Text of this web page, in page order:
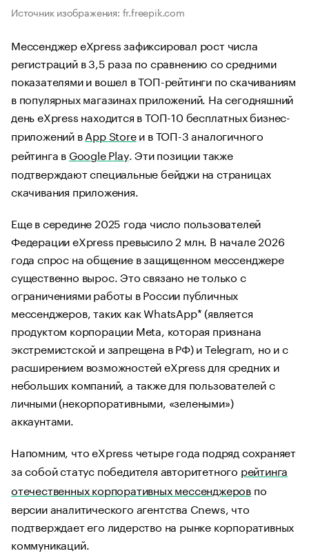
Источник изображения: fr.freepik.com
Мессенджер eXpress зафиксировал рост числа
регистраций в 3,5 раза по сравнению со средними
показателями и вошел в ТОП-рейтинги по скачиваниям
в популярных магазинах приложений. На сегодняшний
день eXpress находится в ТОП-10 бесплатных бизнес-
приложений вApp Storeи в ТОП-3 аналогичного
рейтинга в Google Play. Эти позиции также
подтверждают специальные бейджи на страницах
скачивания приложения.
Еще в середине 2025 года число пользователей
Федерации eXpress превысило 2 млн. В начале 2026
года спрос на общение в защищенном мессенджере
существенно вырос. Это связано не только с
ограничениями работы в России публичных
мессенджеров, таких как WhatsApp* (является
продуктом корпорации Meta, которая признана
экстремистской и запрещена в РФ) и Telegram, но и с
расширением возможностей eXpress для средних и
небольших компаний, а также для пользователей с
личными (некорпоративными, «зелеными»)
аккаунтами.
Напомним, что eXpress четыре года подряд сохраняет
за собой статус победителя авторитетного рейтинга
отечественных корпоративных мессенджеров по
версии аналитического агентства Cnews, что
подтверждает его лидерство на рынке корпоративных
коммуникаций.